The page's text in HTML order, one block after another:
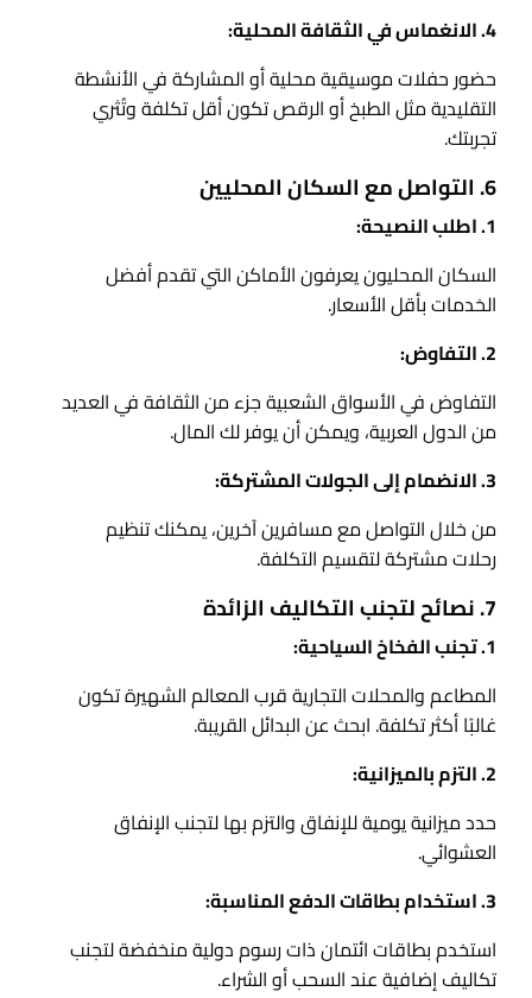
4. الانغماس في الثقافة المحلية:
حضور حفلات موسيقية محلية أو المشاركة في الأنشطة
التقليدية مثل الطبخ أو الرقص تكون أقل تكلفة وتُثري
تجربتك.
6. التواصل مع السكان المحليين
1. اطلب النصيحة:
السكان المحليون يعرفون الأماكن التي تقدم أفضل
الخدمات بأقل الأسعار.
2. التفاوض:
التفاوض في الأسواق الشعبية جزء من الثقافة في العديد
من الدول العربية، ويمكن أن يوفر لك المال.
3. الانضمام إلى الجولات المشتركة:
من خلال التواصل مع مسافرين آخرين، يمكنك تنظيم
رحلات مشتركة لتقسيم التكلفة.
7. نصائح لتجنب التكاليف الزائدة
1. تجنب الفخاخ السياحية:
المطاعم والمحلات التجارية قرب المعالم الشهيرة تكون
غالبًا أكثر تكلفة. ابحث عن البدائل القريبة.
2. التزم بالميزانية:
حدد ميزانية يومية للإنفاق والتزم بها لتجنب الإنفاق
العشوائي.
3. استخدام بطاقات الدفع المناسبة:
استخدم بطاقات ائتمان ذات رسوم دولية منخفضة لتجنب
تكاليف إضافية عند السحب أو الشراء.